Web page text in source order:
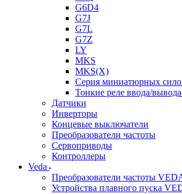
G6D4
G7J
G7L
G7Z
LY
MKS
MKS(X)
Серия миниатюрных
Тонкие реле ввода/
Датчики
Инверторы
Концевые выключатели
Преобразователи частоты
Сервоприводы
Контроллеры
Veda
Преобразователи частоты
Устройства плавного пуска